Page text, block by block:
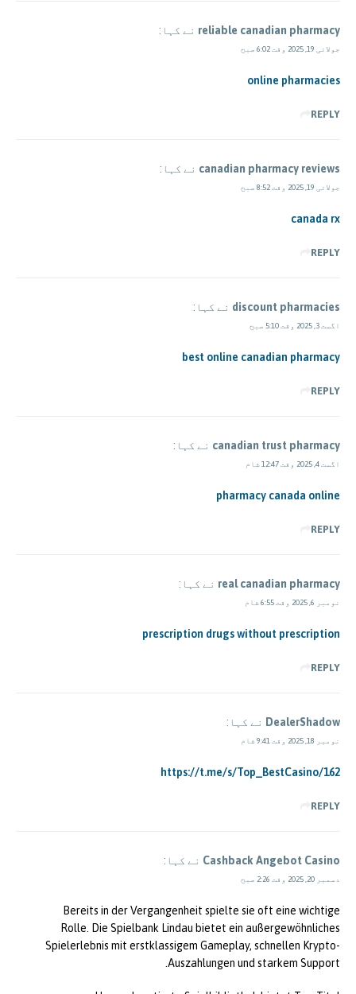
reliable canadian pharmacy نے کہا:
جولائی 19, 2025 وقت 6:02 صبح
online pharmacies
REPLY
canadian pharmacy reviews نے کہا:
جولائی 19, 2025 وقت 8:52 صبح
canada rx
REPLY
discount pharmacies نے کہا:
اگست 3, 2025 وقت 5:10 صبح
best online canadian pharmacy
REPLY
canadian trust pharmacy نے کہا:
اگست 4, 2025 وقت 12:47 شام
pharmacy canada online
REPLY
real canadian pharmacy نے کہا:
نومبر 6, 2025 وقت 6:55 شام
prescription drugs without prescription
REPLY
DealerShadow نے کہا:
نومبر 18, 2025 وقت 9:41 شام
https://t.me/s/Top_BestCasino/162
REPLY
Cashback Angebot Casino نے کہا:
دسمبر 20, 2025 وقت 2:26 صبح
Bereits in der Vergangenheit spielte sie oft eine wichtige
Rolle. Die Spielbank Lindau bietet ein außergewöhnliches
Spielerlebnis mit erstklassigem Gameplay, schnellen Krypto-
Auszahlungen und starkem Support.